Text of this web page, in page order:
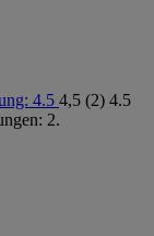
4.5 4,5 (2) 4.5
2.